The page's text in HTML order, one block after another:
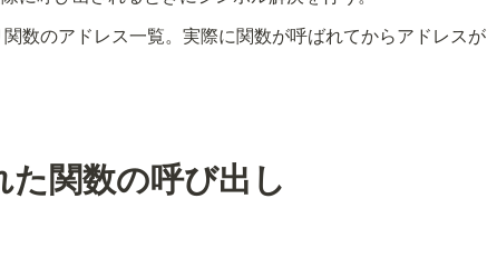
数のアドレス一覧。実際に関数が呼ばれてからアドレスが
関数の呼び出し